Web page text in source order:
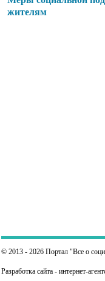
жителям
© 2013 - 2026 Портал "Все о